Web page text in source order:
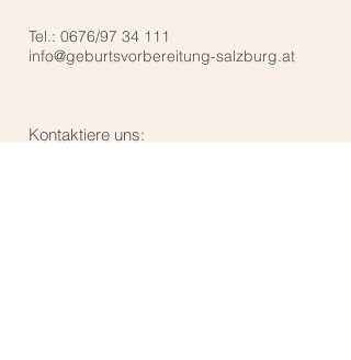
Kontaktiere uns:
Tel.: 0676/97 34 111
info@geburtsvorbereitung-salzburg.at